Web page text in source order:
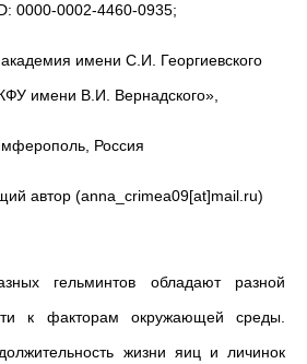
0000-0002-4460-0935;
имени С.И. Георгиевского
имени В.И. Вернадского»,
Россия
автор (anna_crimea09[at]mail.ru)
гельминтов обладают разной
к факторам окружающей среды.
жизни яиц и личинок